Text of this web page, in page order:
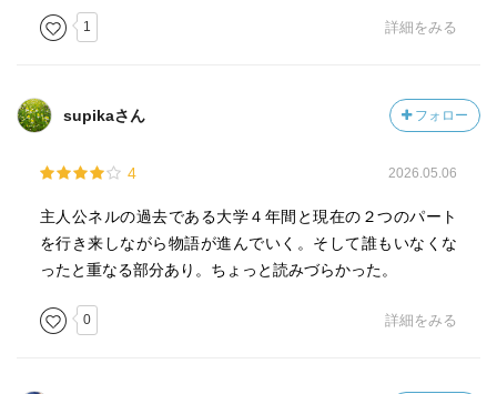
1 詳細をみる
supikaさん フォロー
4 2026.05.06
主人公ネルの過去である大学４年間と現在の２つのパート
を行き来しながら物語が進んでいく。そして誰もいなくな
ったと重なる部分あり。ちょっと読みづらかった。
0 詳細をみる